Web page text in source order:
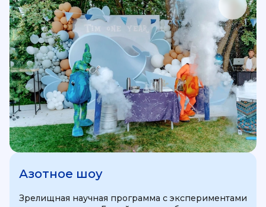
Азотное шоу
Зрелищная научная программа с экспериментами